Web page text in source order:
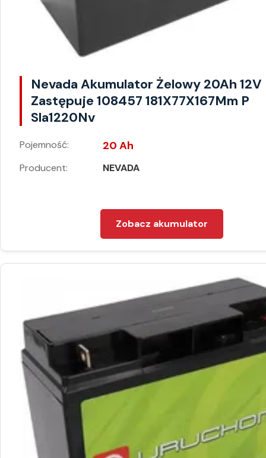
Nevada Akumulator Żelowy 20Ah 12V
Zastępuje 108457 181X77X167Mm P
Sla1220Nv
Pojemność: 20 Ah
Producent: NEVADA
Zobacz akumulator